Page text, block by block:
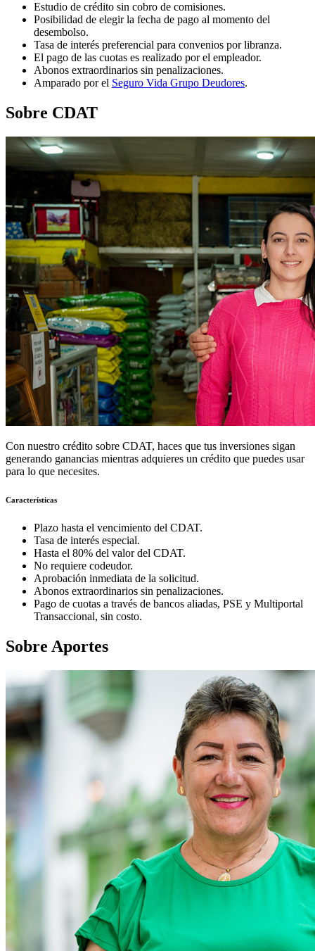
Estudio de crédito sin cobro de comisiones.
Posibilidad de elegir la fecha de pago al momento del
desembolso.
Tasa de interés preferencial para convenios por libranza.
El pago de las cuotas es realizado por el empleador.
Abonos extraordinarios sin penalizaciones.
Amparado por el Seguro Vida Grupo Deudores.
Sobre CDAT
Con nuestro crédito sobre CDAT, haces que tus inversiones sigan
generando ganancias mientras adquieres un crédito que puedes usar
para lo que necesites.
Características
Plazo hasta el vencimiento del CDAT.
Tasa de interés especial.
Hasta el 80% del valor del CDAT.
No requiere codeudor.
Aprobación inmediata de la solicitud.
Abonos extraordinarios sin penalizaciones.
Pago de cuotas a través de bancos aliadas, PSE y Multiportal
Transaccional, sin costo.
Sobre Aportes